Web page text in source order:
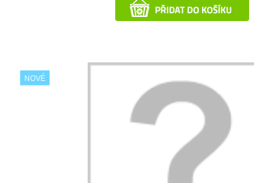
NOVÉ